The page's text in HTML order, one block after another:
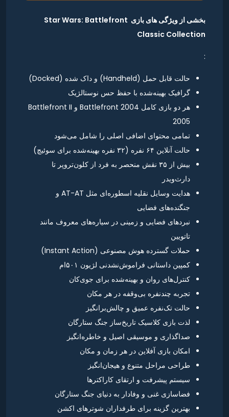
بخشی از ویژگی های بازی Star Wars: Battlefront
Classic Collection
:
حالت قابل حمل (Handheld) و داک شده (Docked)
گرافیک بهینه‌شده با حفظ حس نوستالژیک
هر دو بازی کامل Battlefront 2004 و Battlefront II
2005
تمامی محتوای اضافی اصلی را شامل می‌شود
حالت آنلاین ۶۴ نفره (۳۲ نفره بهینه‌شده برای سوئیچ)
بیش از ۳۵ نقش منحصر به فرد از کلون‌تروپر تا
دارث‌ویدر
هدایت وسایل نقلیه اسطوره‌ای مثل AT-AT و
جنگنده‌های فضایی
نبردهای فضایی و زمینی در سیاره‌های معروف مانند
تاتویین
حملات گسترده هوش مصنوعی (Instant Action)
کمپین داستانی فراموش‌نشدنی لژیون ۵۰۱ام
کنترل‌های روان و بهینه‌شده برای جوی‌کان
تجربه چندنفره بی‌وقفه در هر مکان
حالت تک‌نفره عمیق و چالش‌برانگیز
لذت بازی کلاسیک تاریخ‌ساز جنگ ستارگان
صداگذاری و موسیقی اصیل و خاطره‌انگیز
امکان بازی آفلاین در هر زمان و مکان
طراحی مراحل متنوع و هیجان‌انگیز
سیستم پیشرفت و ارتقای کاراکترها
فضاسازی غنی و وفادار به دنیای جنگ ستارگان
بهترین گزینه برای طرفداران شوترهای اکشن